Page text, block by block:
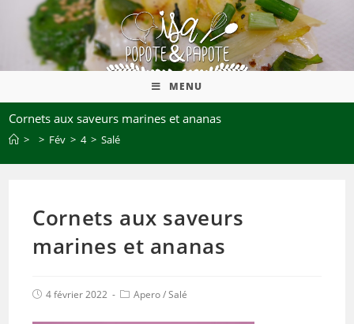
MENU
Cornets aux saveurs marines et ananas
> > Fév > 4 > Salé
Cornets aux saveurs
marines et ananas
4 février 2022 Apero/Salé